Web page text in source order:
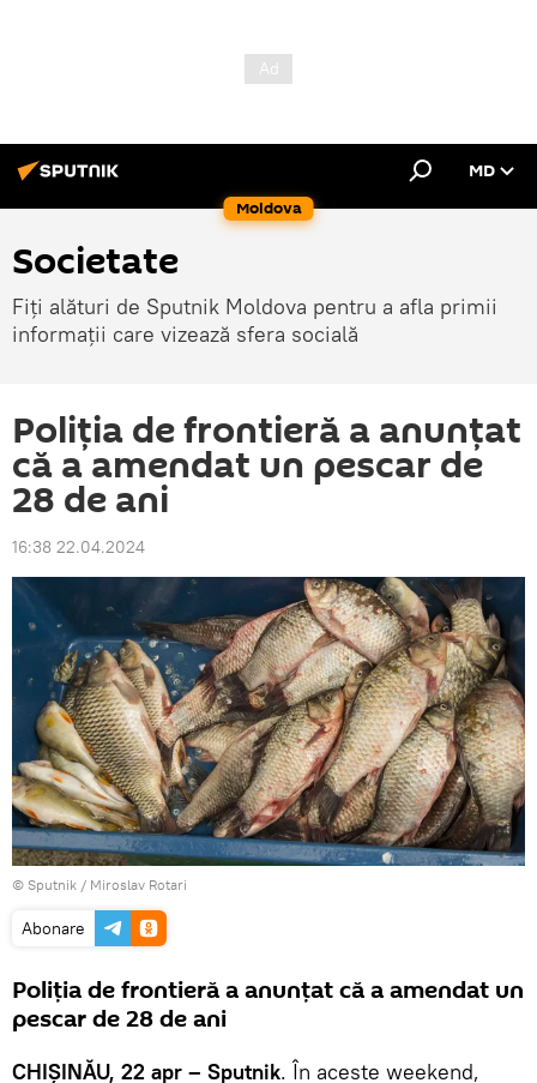
Moldova
MD
Societate
Fiți alături de Sputnik Moldova pentru a afla primii
informații care vizează sfera socială
Poliția de frontieră a anunțat
că a amendat un pescar de
28 de ani
16:38 22.04.2024
© Sputnik / Miroslav Rotari
Abonare
Poliția de frontieră a anunțat că a amendat un
pescar de 28 de ani
CHIȘINĂU, 22 apr – Sputnik. În aceste weekend,